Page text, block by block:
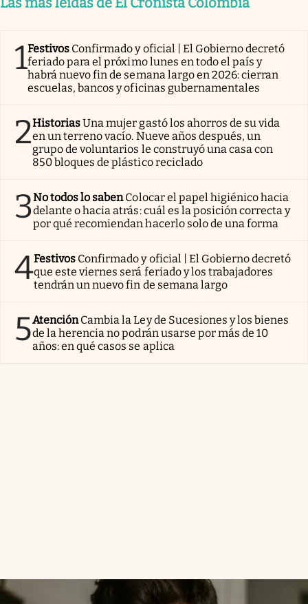
1Festivos Confirmado y oficial | El Gobierno decretó
feriado para el próximo lunes en todo el país y
habrá nuevo fin de semana largo en 2026: cierran
escuelas, bancos y oficinas gubernamentales
2HistoriasUna mujer gastó los ahorros de su vida
en un terreno vacío. Nueve años después, un
grupo de voluntarios le construyó una casa con
850 bloques de plástico reciclado
3No todos lo sabenColocar el papel higiénico hacia
delante o hacia atrás: cuál es la posición correcta y
por qué recomiendan hacerlo solo de una forma
4Festivos Confirmado y oficial | El Gobierno decretó
que este viernes será feriado y los trabajadores
tendrán un nuevo fin de semana largo
5AtenciónCambia la Ley de Sucesiones y los bienes
de la herencia no podrán usarse por más de 10
años: en qué casos se aplica